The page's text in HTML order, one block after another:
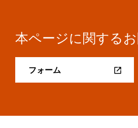
本ページに関する
フォーム